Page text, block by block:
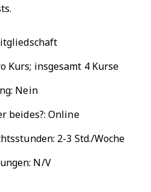
Kurs; insgesamt 4 Kurse
Nein
beides?: Online
2-3 Std./Woche
N/V